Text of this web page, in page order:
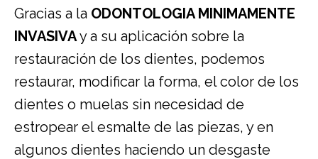
Gracias a la ODONTOLOGIA MINIMAMENTE
INVASIVAy a su aplicación sobre la
restauración de los dientes, podemos
restaurar, modificar la forma, el color de los
dientes o muelas sin necesidad de
estropear el esmalte de las piezas, y en
algunos dientes haciendo un desgaste